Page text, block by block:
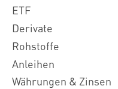
ETF
Derivate
Rohstoffe
Anleihen
Währungen & Zinsen